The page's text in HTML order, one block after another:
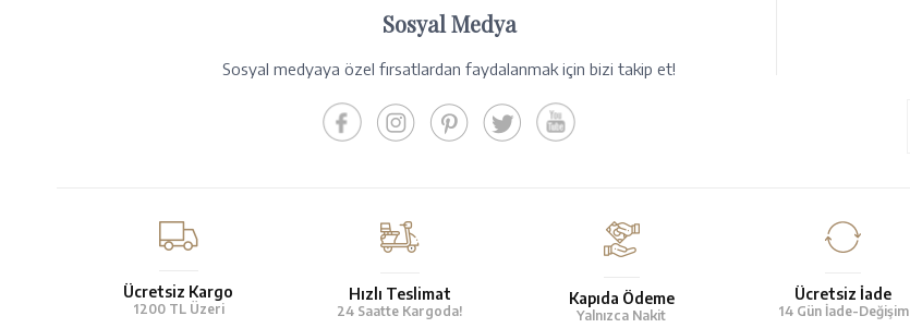
Sosyal Medya
Sosyal medyaya özel fırsatlardan faydalanmak için bizi takip et!
Ücretsiz Kargo
1200 TL Üzeri
Hızlı Teslimat
24 Saatte Kargoda!
Kapıda Ödeme
Yalnızca Nakit
Ücretsiz İade
14 Gün İade-Değişim